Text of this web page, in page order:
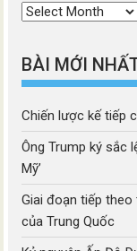
Thời
BÀI MỚI
Chiến lược kế tiếp
Ông Trump ký sắc
Mỹ’
Giai đoạn tiếp
của Trung Quốc